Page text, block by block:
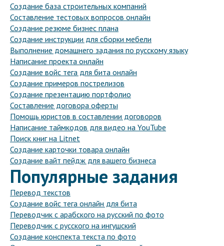
Создание база строительных компаний
Составление тестовых вопросов онлайн
Создание резюме бизнес плана
Создание инструкции для сборки мебели
Выполнение домашнего задания по русскому языку
Написание проекта онлайн
Создание войс тега для бита онлайн
Создание примеров пострелизов
Создание презентацию портфолио
Составление договора оферты
Помощь юристов в составлении договоров
Написание таймкодов для видео на YouTube
Поиск книг на Litnet
Создание карточки товара онлайн
Создание вайт пейдж для вашего бизнеса
Популярные задания
Перевод текстов
Создание войс тега онлайн для бита
Переводчик с арабского на русский по фото
Переводчик с русского на ингушский
Создание конспекта текста по фото